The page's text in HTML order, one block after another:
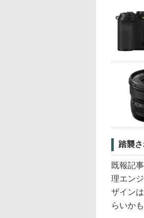
踏襲
既報記
理エン
ザイン
らいか